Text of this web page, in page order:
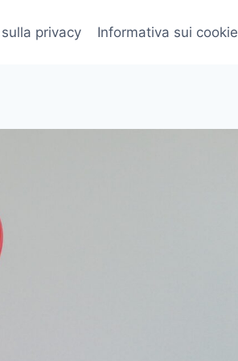
privacy Informativa sui cookie